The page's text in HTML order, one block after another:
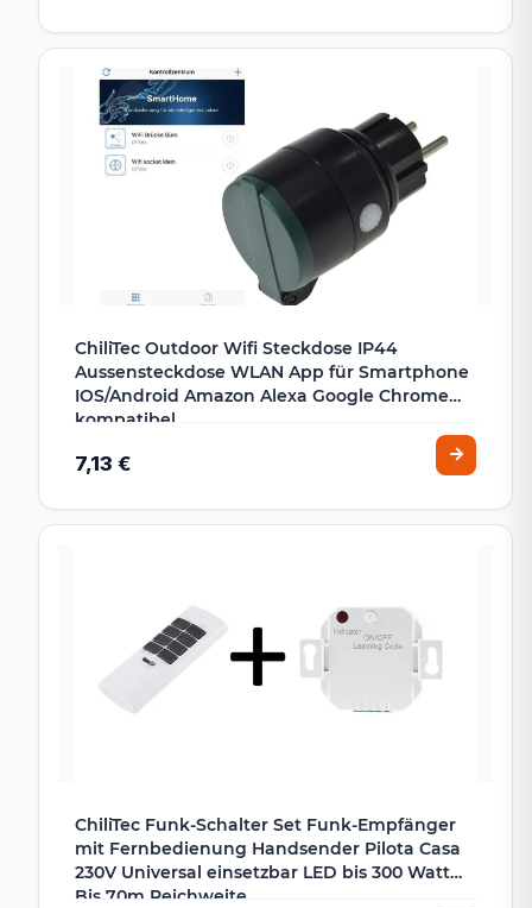
ChiliTec Outdoor Wifi Steckdose IP44
Aussensteckdose WLAN App für Smartphone
IOS/Android Amazon Alexa Google Chrome
kompatibel
7,13 €
ChiliTec Funk-Schalter Set Funk-Empfänger
mit Fernbedienung Handsender Pilota Casa
230V Universal einsetzbar LED bis 300 Watt
Bis 70m Reichweite